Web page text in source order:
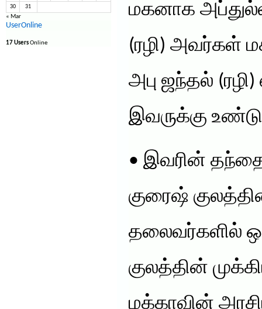
30 31
« Mar
UserOnline
17 UsersOnline
மகனாக
(ரழி) அவர்கள்
அபு ஜந்தல்
இவருக்கு
• இவரின்
குரைஷ்
தலைவர்களில்
குலத்தின்
மக்காவின்